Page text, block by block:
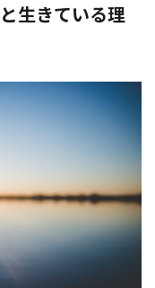
生きている理